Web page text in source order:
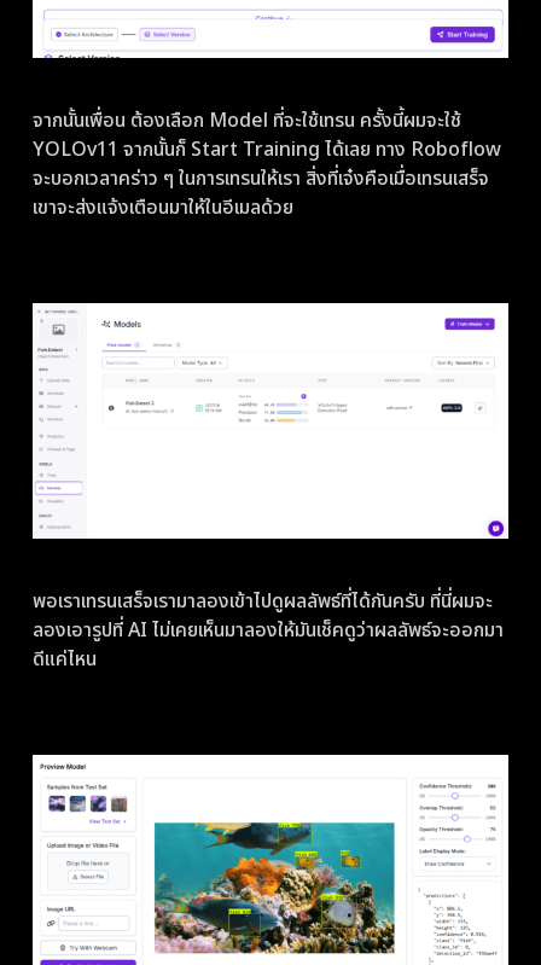
จากนั้นเพื่อน ต้องเลือก Model ที่จะใช้เทรน ครั้งนี้ผมจะใช้
YOLOv11 จากนั้นก็ Start Training ได้เลย ทาง Roboflow
จะบอกเวลาคร่าว ๆ ในการเทรนให้เรา สิ่งที่เจ๋งคือเมื่อเทรนเสร็จ
เขาจะส่งแจ้งเตือนมาให้ในอีเมลด้วย
พอเราเทรนเสร็จเรามาลองเข้าไปดูผลลัพธ์ที่ได้กันครับ ที่นี่ผมจะ
ลองเอารูปที่ AI ไม่เคยเห็นมาลองให้มันเช็คดูว่าผลลัพธ์จะออกมา
ดีแค่ไหน